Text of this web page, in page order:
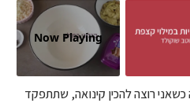
Now Playing
רוצה להכין קינואה, שתתפקד